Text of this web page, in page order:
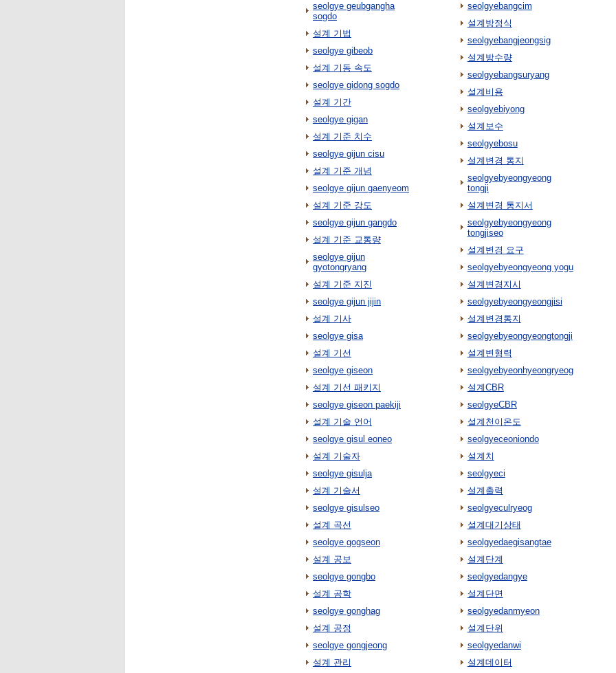
seolgye geubgangha
sogdo
설계 기법
seolgye gibeob
설계 기동 속도
seolgye gidong sogdo
설계 기간
seolgye gigan
설계 기준 치수
seolgye gijun cisu
설계 기준 개념
seolgye gijun gaenyeom
설계 기준 강도
seolgye gijun gangdo
설계 기준 교통량
seolgye gijun
gyotongryang
설계 기준 지진
seolgye gijun jijin
설계 기사
seolgye gisa
설계 기선
seolgye giseon
설계 기선 패키지
seolgye giseon paekiji
설계 기술 언어
seolgye gisul eoneo
설계 기술자
seolgye gisulja
설계 기술서
seolgye gisulseo
설계 곡선
seolgye gogseon
설계 공보
seolgye gongbo
설계 공학
seolgye gonghag
설계 공정
seolgye gongjeong
설계 관리
seolgyebangcim
설계방정식
seolgyebangjeongsig
설계방수량
seolgyebangsuryang
설계비용
seolgyebiyong
설계보수
seolgyebosu
설계변경 통지
seolgyebyeongyeong
tongji
설계변경 통지서
seolgyebyeongyeong
tongjiseo
설계변경 요구
seolgyebyeongyeong yogu
설계변경지시
seolgyebyeongyeongjisi
설계변경통지
seolgyebyeongyeongtongji
설계변형력
seolgyebyeonhyeongryeog
설계CBR
seolgyeCBR
설계천이온도
seolgyeceoniondo
설계치
seolgyeci
설계출력
seolgyeculryeog
설계대기상태
seolgyedaegisangtae
설계단계
seolgyedangye
설계단면
seolgyedanmyeon
설계단위
seolgyedanwi
설계데이터